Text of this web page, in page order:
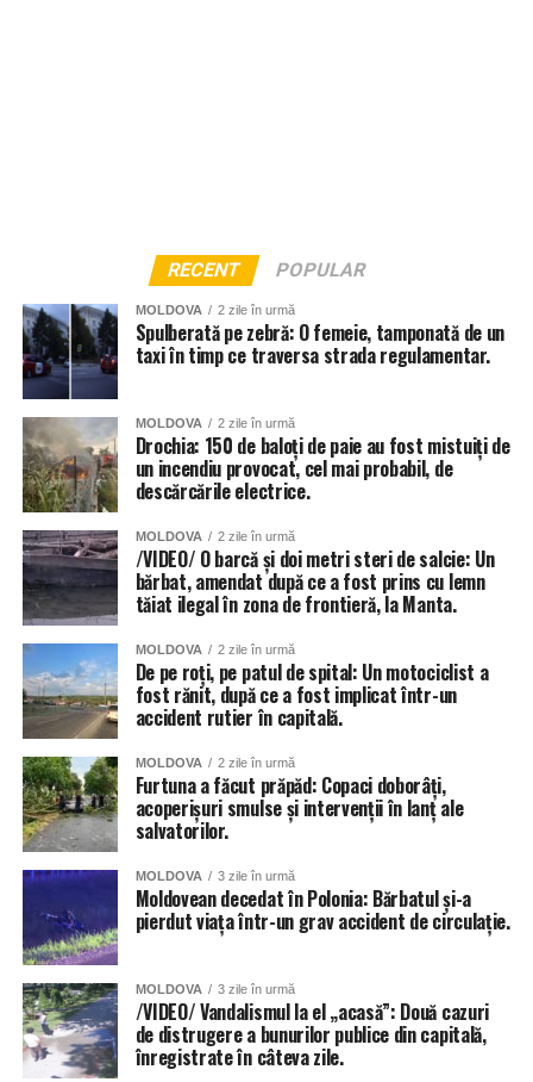
RECENT POPULAR
MOLDOVA 2 zile în urmă
Spulberată pe zebră: O femeie, tamponată de un
taxi în timp ce traversa strada regulamentar.
MOLDOVA 2 zile în urmă
Drochia: 150 de baloți de paie au fost mistuiți de
un incendiu provocat, cel mai probabil, de
descărcările electrice.
MOLDOVA 2 zile în urmă
/VIDEO/ O barcă și doi metri steri de salcie: Un
bărbat, amendat după ce a fost prins cu lemn
tăiat ilegal în zona de frontieră, la Manta.
MOLDOVA 2 zile în urmă
De pe roți, pe patul de spital: Un motociclist a
fost rănit, după ce a fost implicat într-un
accident rutier în capitală.
MOLDOVA 2 zile în urmă
Furtuna a făcut prăpăd: Copaci doborâți,
acoperișuri smulse și intervenții în lanț ale
salvatorilor.
MOLDOVA 3 zile în urmă
Moldovean decedat în Polonia: Bărbatul și-a
pierdut viața într-un grav accident de circulație.
MOLDOVA 3 zile în urmă
/VIDEO/ Vandalismul la el „acasă”: Două cazuri
de distrugere a bunurilor publice din capitală,
înregistrate în câteva zile.